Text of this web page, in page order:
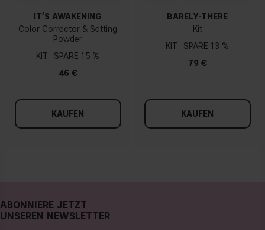
IT’S AWAKENING
Color Corrector & Setting
Powder
KIT
15 %
46 €
KAUFEN
BARELY-THERE
Kit
KIT
13 %
79 €
KAUFEN
ABONNIERE JETZT
UNSEREN NEWSLETTER